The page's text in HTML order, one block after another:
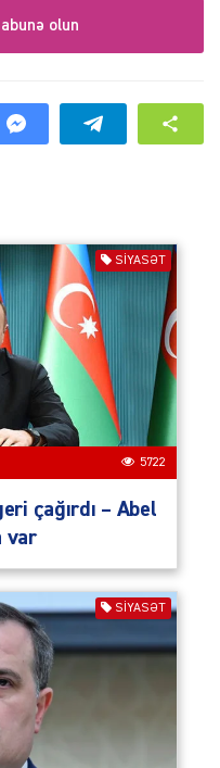
olun
SIYASƏT
5722
çağırdı – Abel
var
SIYASƏT